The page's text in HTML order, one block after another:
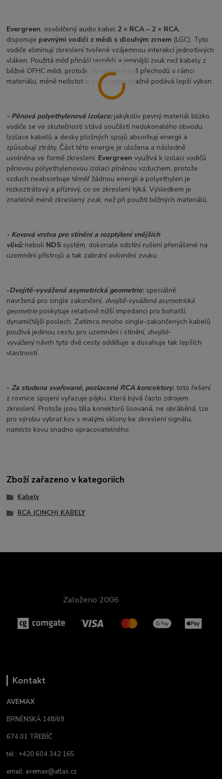
Evergreen, osvědčený audio kabel 2 × RCA – 2 × RCA,
disponuje pevnými vodiči z mědi s dlouhým zrnem (LGC). Tyto
vodiče eliminují zkreslení tvořené vzájemnou interakcí jednotlivých
vláken. Použitá měď přináší jasnější a jemnější zvuk než kabely z
běžné OFHC mědi, protože obsahuje méně přechodů v rámci
materiálu, méně nečistot a zcela jednoznačně podává lepší výkon.
- Pěnová polyethylenová izolace: jakýkoliv pevný materiál blízko
vodiče se ve skutečnosti stává součástí nedokonalého obvodu.
Izolace kabelů a desky plošných spojů absorbují energii a
způsobují ztráty. Část této energie je uložena a následně
uvolněna ve formě zkreslení. Evergreen využívá k izolaci vodičů
pěnovou polyethylenovou izolaci plněnou vzduchem, protože
vzduch neabsorbuje téměř žádnou energii a polyethylen je
nízkoztrátový a příznivý, co se zkreslení týká. Výsledkem je
znatelně méně zkreslený zvuk, než při použití běžných materiálů.
- Kovová vrstva pro stínění a rozptýlení vnějších
vlivů:neboli NDS systém, dokonale odstíní rušení přenášené na
uzemnění přístrojů a tak zabrání ovlivnění zvuku.
-Dvojitě-vyvážená asymetrická geometrie: speciálně
navržená pro single zakončení, dvojitě-vyvážená asymetrická
geometrie poskytuje relativně nižší impedanci pro bohatší,
dynamičtější poslech. Zatímco mnoho single-zakončených kabelů
používá jedinou cestu pro uzemnění i stínění, dvojitě-
vyváženýnávrh tyto dvě cesty odděluje a dosahuje tak lepších
vlastností.
- Za studena svařované, pozlacené RCA koncektory: toto řešení
z rovnice spojení vyřazuje pájku, která bývá často zdrojem
zkreslení. Protože jsou těla konektorů lisovaná, ne obráběná, lze
pro výrobu vybrat kov s malými sklony ke zkreslení signálu,
namísto kovu snadno opracovatelného.
Zboží zařazeno v kategoriích
Kabely
RCA (CINCH) KABELY
Založeno 2006
Kontakt
AVEMAX
BRNĚNSKÁ 148/69
674 01 TŘEBÍČ
tel.: +420 604 342 165
email: avemax@atlas.cz